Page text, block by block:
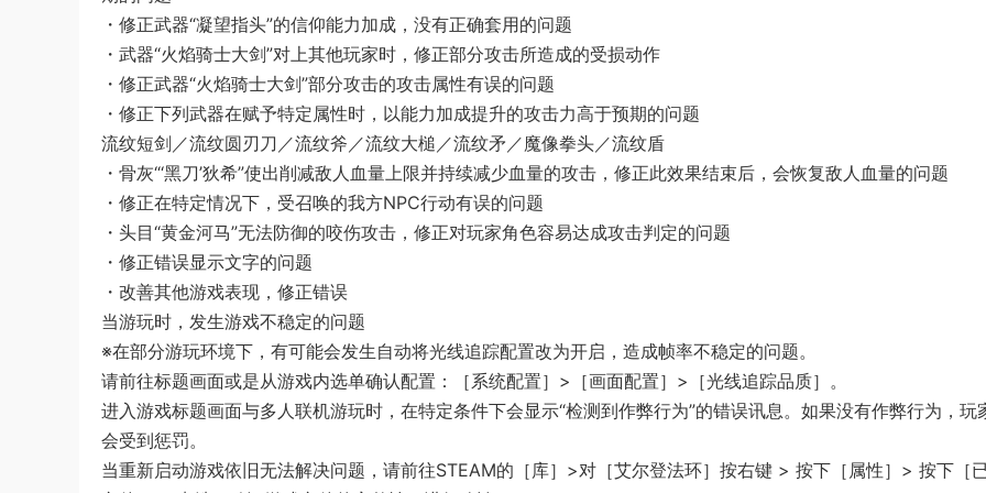
・修正武器“凝望指头”的信仰能力加成，没有正确套用的问题
・武器“火焰骑士大剑”对上其他玩家时，修正部分攻击所造成的受损动作
・修正武器“火焰骑士大剑”部分攻击的攻击属性有误的问题
・修正下列武器在赋予特定属性时，以能力加成提升的攻击力高于预期的问题
流纹短剑／流纹圆刃刀／流纹斧／流纹大槌／流纹矛／魔像拳头／流纹盾
・骨灰“‘黑刀’狄希”使出削减敌人血量上限并持续减少血量的攻击，修正此效果结束后，会恢复敌人血量的问题
・修正在特定情况下，受召唤的我方NPC行动有误的问题
・头目“黄金河马”无法防御的咬伤攻击，修正对玩家角色容易达成攻击判定的问题
・修正错误显示文字的问题
・改善其他游戏表现，修正错误
当游玩时，发生游戏不稳定的问题
※在部分游玩环境下，有可能会发生自动将光线追踪配置改为开启，造成帧率不稳定的问题。
请前往标题画面或是从游戏内选单确认配置：［系统配置］>［画面配置］>［光线追踪品质］。
进入游戏标题画面与多人联机游玩时，在特定条件下会显示“检测到作弊行为”的错误讯息。如果没有作弊行为，玩
会受到惩罚。
当重新启动游戏依旧无法解决问题，请前往STEAM的［库］>对［艾尔登法环］按右键 > 按下［属性］> 按下［